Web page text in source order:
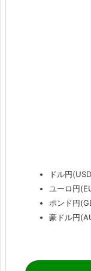
ドル円
ユーロ円
ポンド円
豪ドル円